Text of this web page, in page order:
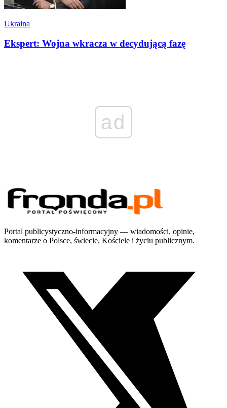
Ukraina
Ekspert: Wojna wkracza w decydującą fazę
ad
Portal publicystyczno-informacyjny — wiadomości, opinie,
komentarze o Polsce, świecie, Kościele i życiu publicznym.